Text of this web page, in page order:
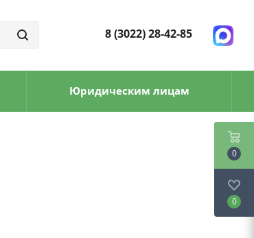
8 (3022) 28-42-85
Юридическим лицам
0
0